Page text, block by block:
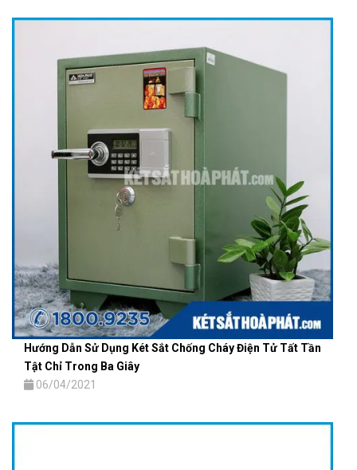
Hướng Dẫn Sử Dụng Két Sắt Chống Cháy Điện Tử Tất Tần
Tật Chỉ Trong Ba Giây
06/04/2021